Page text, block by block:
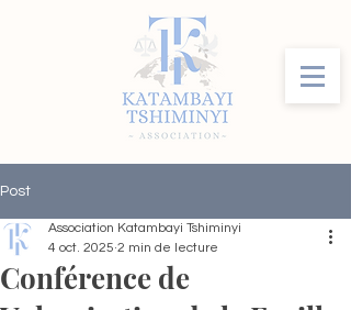
Post
Conférence de
Association Katambayi Tshiminyi
4 oct. 2025 2 min de lecture